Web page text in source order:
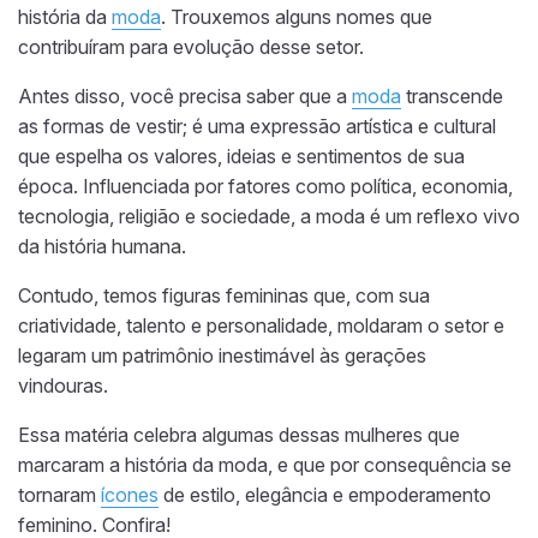
história da moda. Trouxemos alguns nomes que
contribuíram para evolução desse setor.
Antes disso, você precisa saber que a moda transcende
as formas de vestir; é uma expressão artística e cultural
que espelha os valores, ideias e sentimentos de sua
época. Influenciada por fatores como política, economia,
tecnologia, religião e sociedade, a moda é um reflexo vivo
da história humana.
Contudo, temos figuras femininas que, com sua
criatividade, talento e personalidade, moldaram o setor e
legaram um patrimônio inestimável às gerações
vindouras.
Essa matéria celebra algumas dessas mulheres que
marcaram a história da moda, e que por consequência se
tornaram ícones de estilo, elegância e empoderamento
feminino. Confira!